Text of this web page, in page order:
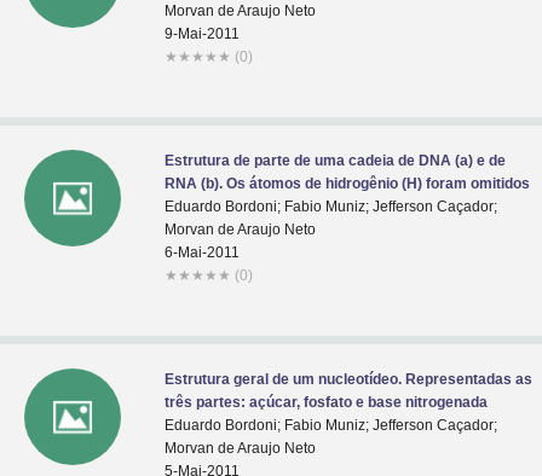
Morvan de Araujo Neto
9-Mai-2011
★ ★ ★ ★ ★ (0)
Estrutura de parte de uma cadeia de DNA (a) e de
RNA (b). Os átomos de hidrogênio (H) foram omitidos
Eduardo Bordoni; Fabio Muniz; Jefferson Caçador;
Morvan de Araujo Neto
6-Mai-2011
★ ★ ★ ★ ★ (0)
Estrutura geral de um nucleotídeo. Representadas as
três partes: açúcar, fosfato e base nitrogenada
Eduardo Bordoni; Fabio Muniz; Jefferson Caçador;
Morvan de Araujo Neto
5-Mai-2011